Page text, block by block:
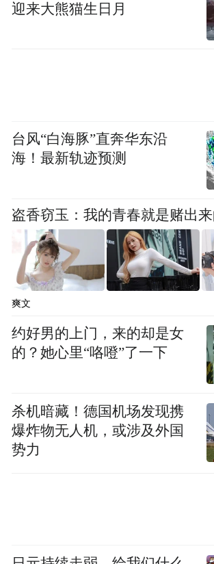
迎来大熊猫生日月
台风“白海豚”直奔华东沿
海！最新轨迹预测
盗香窃玉：我的青春就是赌出
爽文
约好男的上门，来的却是女
的？她心里“咯噔”了一下
杀机暗藏！德国机场发现携
爆炸物无人机，或涉及外国
势力